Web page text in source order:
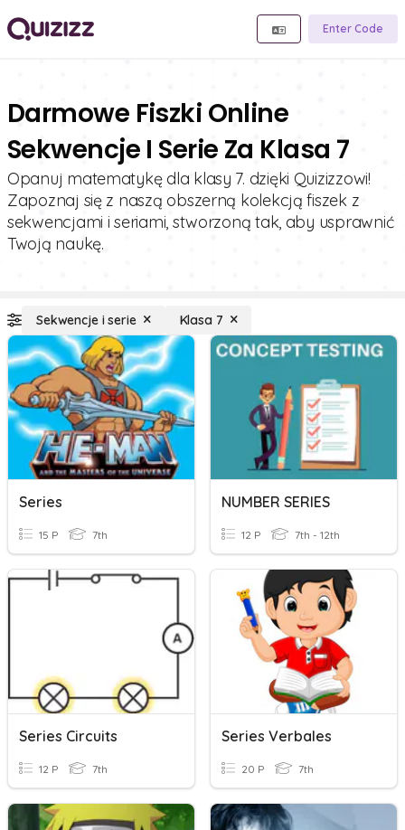
Enter Code
Darmowe Fiszki Online
Sekwencje I Serie Za Klasa 7
Opanuj matematykę dla klasy 7. dzięki Quizizzowi!
Zapoznaj się z naszą obszerną kolekcją fiszek z
sekwencjami i seriami, stworzoną tak, aby usprawnić
Twoją naukę.
Sekwencje i serie Klasa 7
Series
15 P 7th
NUMBER SERIES
12 P 7th - 12th
Series Circuits
12 P 7th
Series Verbales
20 P 7th